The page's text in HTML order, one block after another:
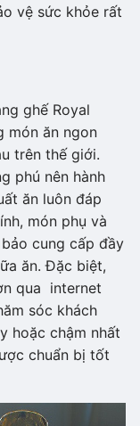
vệ sức khỏe rất
ghế Royal
món ăn ngon
trên thế giới.
phú nên hành
ăn luôn đáp
món phụ và
cung cấp đầy
ăn. Đặc biệt,
qua internet
sóc khách
hoặc chậm nhất
chuẩn bị tốt